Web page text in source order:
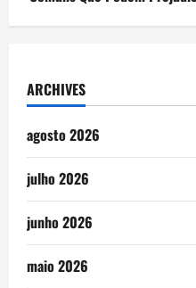
ARCHIVES
agosto 2026
julho 2026
junho 2026
maio 2026